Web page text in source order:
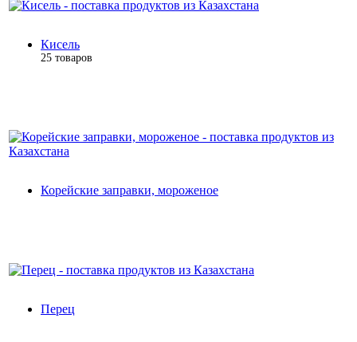
Кисель
25 товаров
Корейские заправки, мороженое
Перец